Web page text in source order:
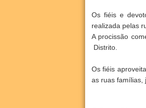
Os fiéis e
realizada pelas
A procissão
Distrito.
Os fiéis
as ruas famílias,